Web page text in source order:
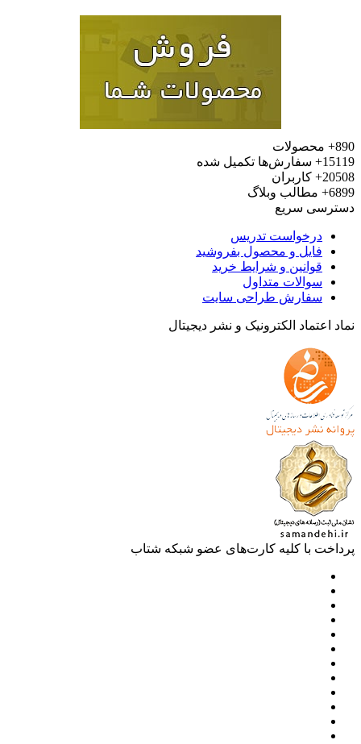
محصولات
سفارش‌ها تکمیل شده
کاربران
مطالب وبلاگ
سریع
درخواست تدریس
فایل و محصول بفروشید
قوانین و شرایط خرید
سوالات متداول
سفارش طراحی سایت
اعتماد الکترونیک و نشر دیجیتال
با کلیه کارت‌های عضو شبکه شتاب